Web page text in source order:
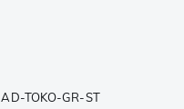
AD-TOKO-GR-ST